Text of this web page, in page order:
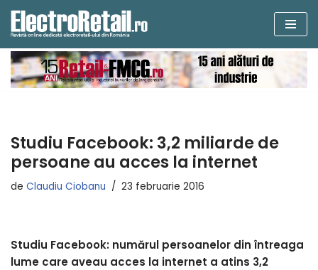
Sari
la
conținut
Studiu Facebook: 3,2 miliarde de
persoane au acces la internet
de Claudiu Ciobanu 23 februarie 2016
Studiu Facebook: numărul persoanelor din întreaga
lume care aveau acces la internet a atins 3,2